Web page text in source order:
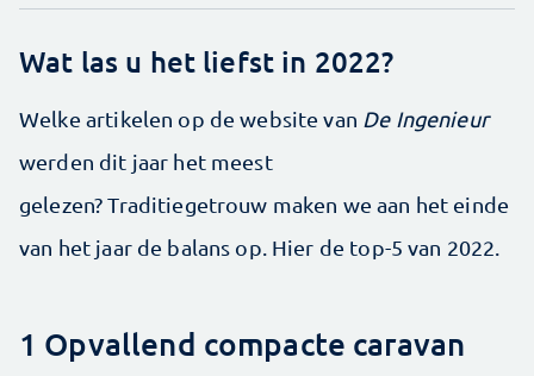
Wat las u het liefst in 2022?
Welke artikelen op de website van De Ingenieur
werden dit jaar het meest
gelezen? Traditiegetrouw maken we aan het einde
van het jaar de balans op. Hier de top-5 van 2022.
1 Opvallend compacte caravan